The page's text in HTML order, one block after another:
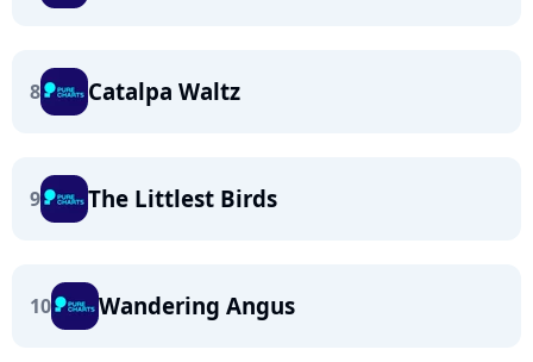
8 Catalpa Waltz
9 The Littlest Birds
10 Wandering Angus